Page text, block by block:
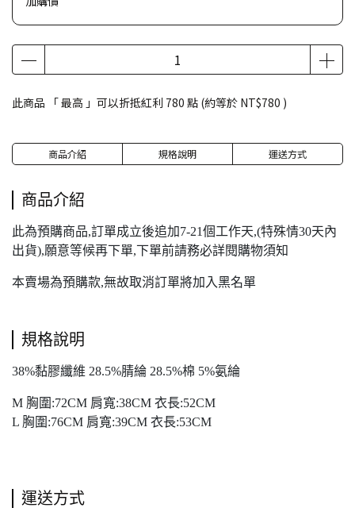
此商品 「 最高 」可以折抵紅利 780 點 (約等於 NT$780 )
商品介紹 規格說明 運送方式
商品介紹
此為預購商品,訂單成立後追加7-21個工作天,(特殊情30天內
出貨),願意等候再下單,下單前請務必詳閱購物須知
本賣場為預購款,無故取消訂單將加入黑名單
規格說明
38%黏膠纖維 28.5%腈綸 28.5%棉 5%氨綸
M 胸圍:72CM 肩寬:38CM 衣長:52CM
L 胸圍:76CM 肩寬:39CM 衣長:53CM
運送方式